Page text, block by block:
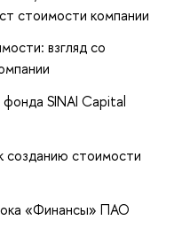
стоимости компании
взгляд со
SINAI Capital
созданию стоимости
«Финансы» ПАО